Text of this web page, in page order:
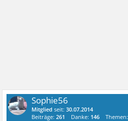
Sophie56
Mitglied seit:30.07.2014
Beiträge:261 Danke: 146